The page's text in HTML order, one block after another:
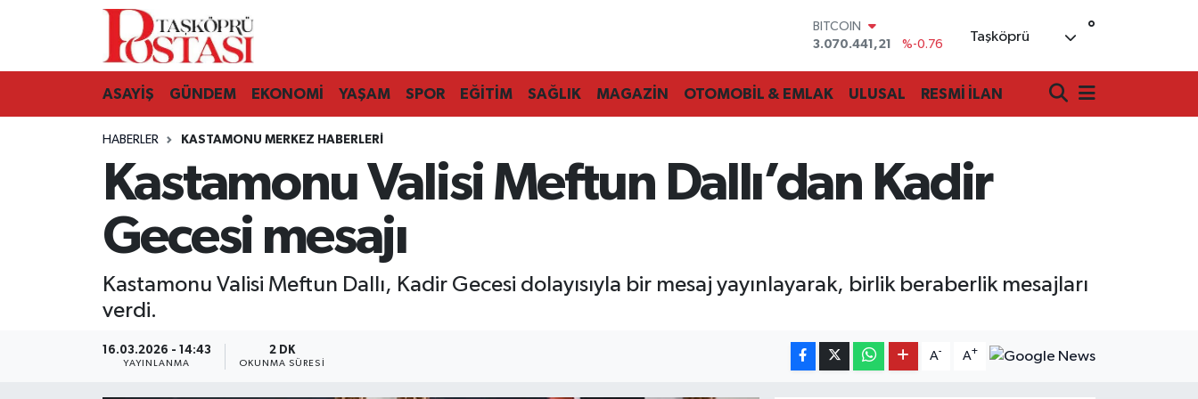
DOLAR
47,7069
%0.17
STERLİN
64,1897
%0.02
13.887
%64
Taşköprü °
ASAYİŞ GÜNDEM EKONOMİ YAŞAM SPOR EĞİTİM SAĞLIK MAGAZİN OTOMOBİL & EMLAK ULUSAL RESMİ İLAN
HABERLER KASTAMONU MERKEZ HABERLERI
Kastamonu Valisi Meftun Dallı’dan Kadir
Gecesi mesajı
Kastamonu Valisi Meftun Dallı, Kadir Gecesi dolayısıyla bir mesaj yayınlayarak, birlik beraberlik mesajları
verdi.
16.03.2026 - 14:43
YAYINLANMA
2 DK
OKUNMA SÜRESI
A- A+
Kastamonu Vefat Edenler
Araç Haberleri
Azdavay Haberleri
Bozkurt Haberleri